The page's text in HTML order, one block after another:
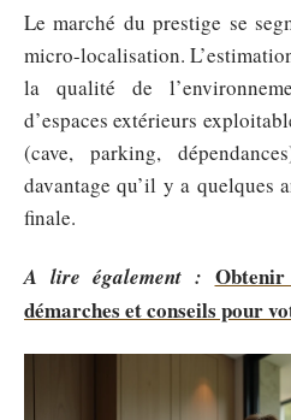
Le marché du prestige se
micro-localisation.
la qualité de
d’espaces extérieurs
(cave, parking,
davantage qu’il y a quelques
finale.
A lire également :
démarches et conseils pour